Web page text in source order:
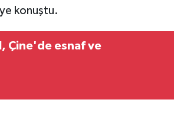
konuştu.
Çine'de esnaf ve